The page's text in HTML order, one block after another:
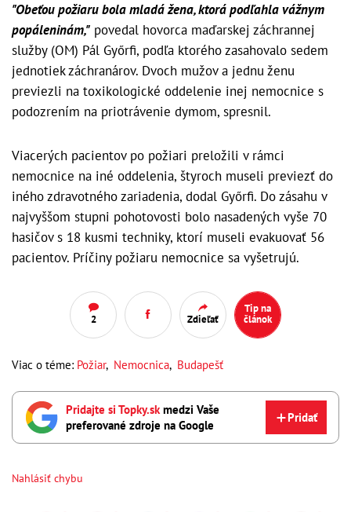
"Obeťou požiaru bola mladá žena, ktorá podľahla vážnym
popáleninám," povedal hovorca maďarskej záchrannej
služby (OM) Pál Győrfi, podľa ktorého zasahovalo sedem
jednotiek záchranárov. Dvoch mužov a jednu ženu
previezli na toxikologické oddelenie inej nemocnice s
podozrením na priotrávenie dymom, spresnil.
Viacerých pacientov po požiari preložili v rámci
nemocnice na iné oddelenia, štyroch museli previezť do
iného zdravotného zariadenia, dodal Győrfi. Do zásahu v
najvyššom stupni pohotovosti bolo nasadených vyše 70
hasičov s 18 kusmi techniky, ktorí museli evakuovať 56
pacientov. Príčiny požiaru nemocnice sa vyšetrujú.
2 Zdieľať
Tip na
článok
Viac o téme: Požiar, Nemocnica, Budapešť
Pridajte si Topky.skmedzi Vaše
preferované zdroje na Google
Pridať
Nahlásiť chybu